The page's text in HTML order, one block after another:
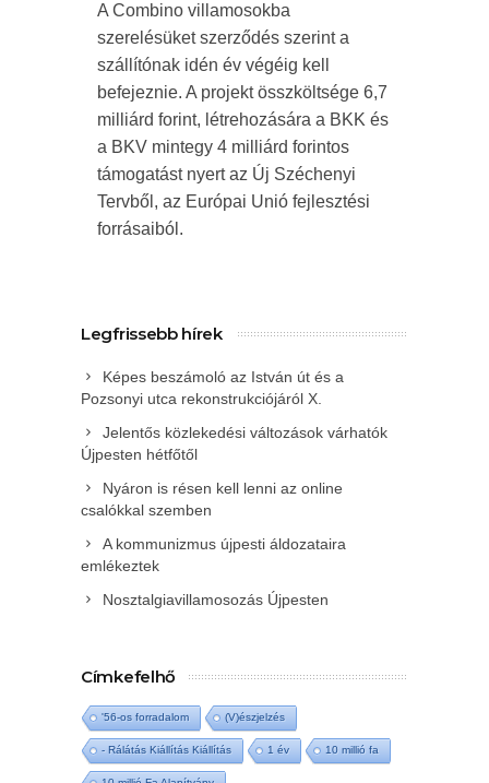
A Combino villamosokba
szerelésüket szerződés szerint a
szállítónak idén év végéig kell
befejeznie. A projekt összköltsége 6,7
milliárd forint, létrehozására a BKK és
a BKV mintegy 4 milliárd forintos
támogatást nyert az Új Széchenyi
Tervből, az Európai Unió fejlesztési
forrásaiból.
Legfrissebb hírek
Képes beszámoló az István út és a
Pozsonyi utca rekonstrukciójáról X.
Jelentős közlekedési változások várhatók
Újpesten hétfőtől
Nyáron is résen kell lenni az online
csalókkal szemben
A kommunizmus újpesti áldozataira
emlékeztek
Nosztalgiavillamosozás Újpesten
Címkefelhő
'56-os forradalom (V)észjelzés
- Rálátás Kiállítás Kiállítás 1 év 10 millió fa